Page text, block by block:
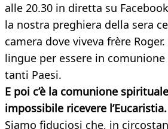
alle 20.30 in diretta su
la nostra preghiera della sera
camera dove viveva frère
lingue per essere in
tanti Paesi.
E poi c’è la comunione
impossibile ricevere l’Eucaristia.
Siamo fiduciosi che, in